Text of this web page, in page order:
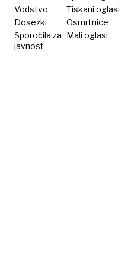
goricah
Vodstvo
Dosežki
Sporočila za
javnost
Tiskani oglasi
Osmrtnice
Mali oglasi